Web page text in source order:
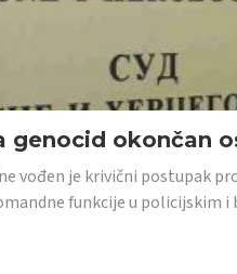
genocid okončan
vođen je krivični postupak
funkcije u policijskim